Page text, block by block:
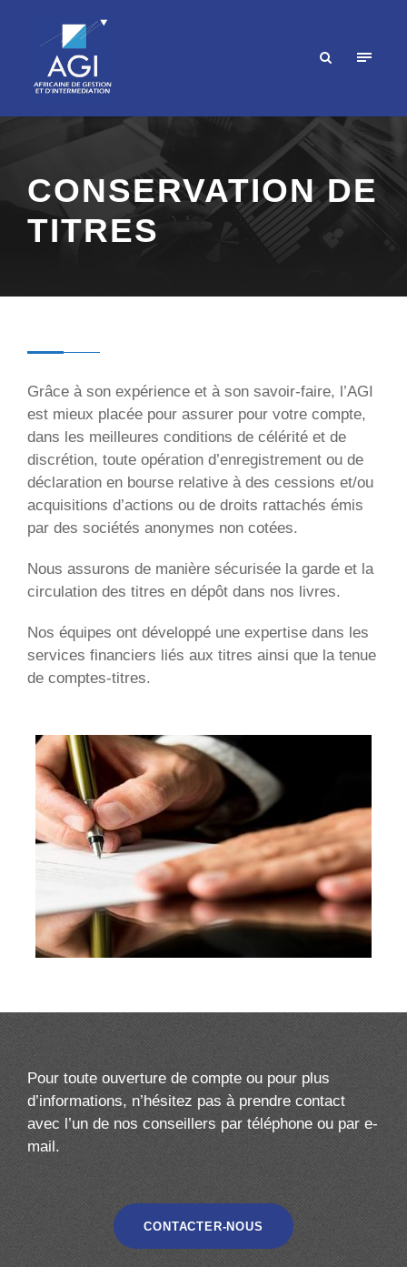
CONSERVATION DE
TITRES
Grâce à son expérience et à son savoir-faire, l’AGI
est mieux placée pour assurer pour votre compte,
dans les meilleures conditions de célérité et de
discrétion, toute opération d’enregistrement ou de
déclaration en bourse relative à des cessions et/ou
acquisitions d’actions ou de droits rattachés émis
par des sociétés anonymes non cotées.
Nous assurons de manière sécurisée la garde et la
circulation des titres en dépôt dans nos livres.
Nos équipes ont développé une expertise dans les
services financiers liés aux titres ainsi que la tenue
de comptes-titres.
Pour toute ouverture de compte ou pour plus
d’informations, n’hésitez pas à prendre contact
avec l’un de nos conseillers par téléphone ou par e-
mail.
CONTACTER-NOUS